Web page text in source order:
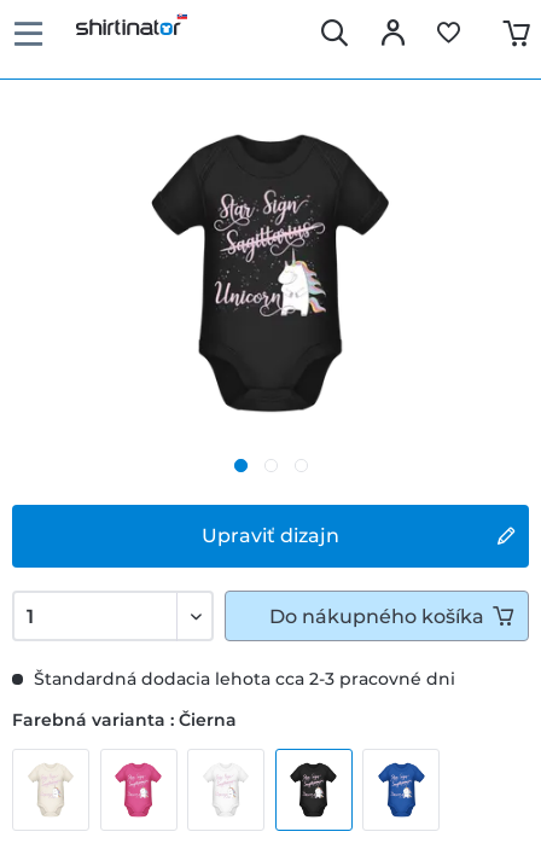
Upraviť dizajn
Štandardná dodacia lehota cca 2-3 pracovné dni
Farebná varianta : Čierna
Do nákupného košíka